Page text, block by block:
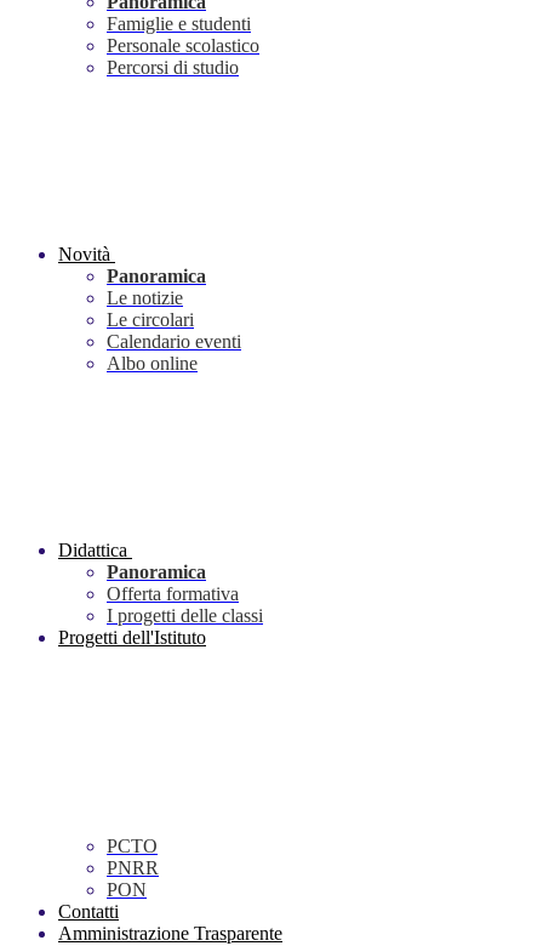
Famiglie e studenti
Personale scolastico
Percorsi di studio
Novità
Panoramica
Le notizie
Le circolari
Calendario eventi
Albo online
Didattica
Panoramica
Offerta formativa
I progetti delle classi
Progetti dell'Istituto
PCTO
PNRR
PON
Contatti
Amministrazione Trasparente